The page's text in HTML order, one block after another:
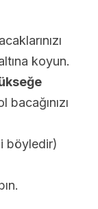
koyun.
böyledir)